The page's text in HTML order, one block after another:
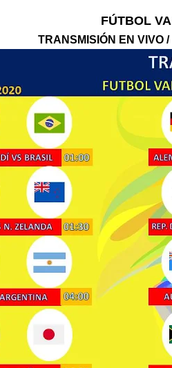
FÚTBOL
TRANSMISIÓN EN VIVO